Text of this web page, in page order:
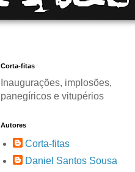
Corta-fitas
Inaugurações, implosões,
panegíricos e vitupérios
Autores
Corta-fitas
Daniel Santos Sousa